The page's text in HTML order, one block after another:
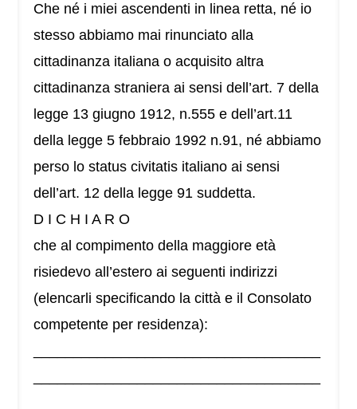
Che né i miei ascendenti in linea retta, né io
stesso abbiamo mai rinunciato alla
cittadinanza italiana o acquisito altra
cittadinanza straniera ai sensi dell’art. 7 della
legge 13 giugno 1912, n.555 e dell’art.11
della legge 5 febbraio 1992 n.91, né abbiamo
perso lo status civitatis italiano ai sensi
dell’art. 12 della legge 91 suddetta.
D I C H I A R O
che al compimento della maggiore età
risiedevo all’estero ai seguenti indirizzi
(elencarli specificando la città e il Consolato
competente per residenza):